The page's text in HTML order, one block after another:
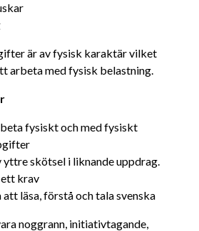
är av fysisk karaktär vilket
arbeta med fysisk belastning.
fysiskt och med fysiskt
yttre skötsel i liknande uppdrag.
krav
läsa, förstå och tala svenska
noggrann, initiativtagande,